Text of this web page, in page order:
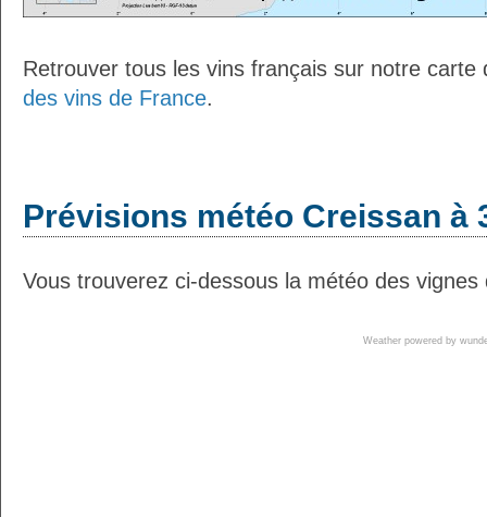
Retrouver tous les vins français sur notre
des vins de France.
Prévisions météo Creissan à
Vous trouverez ci-dessous la météo des
Weather powered by